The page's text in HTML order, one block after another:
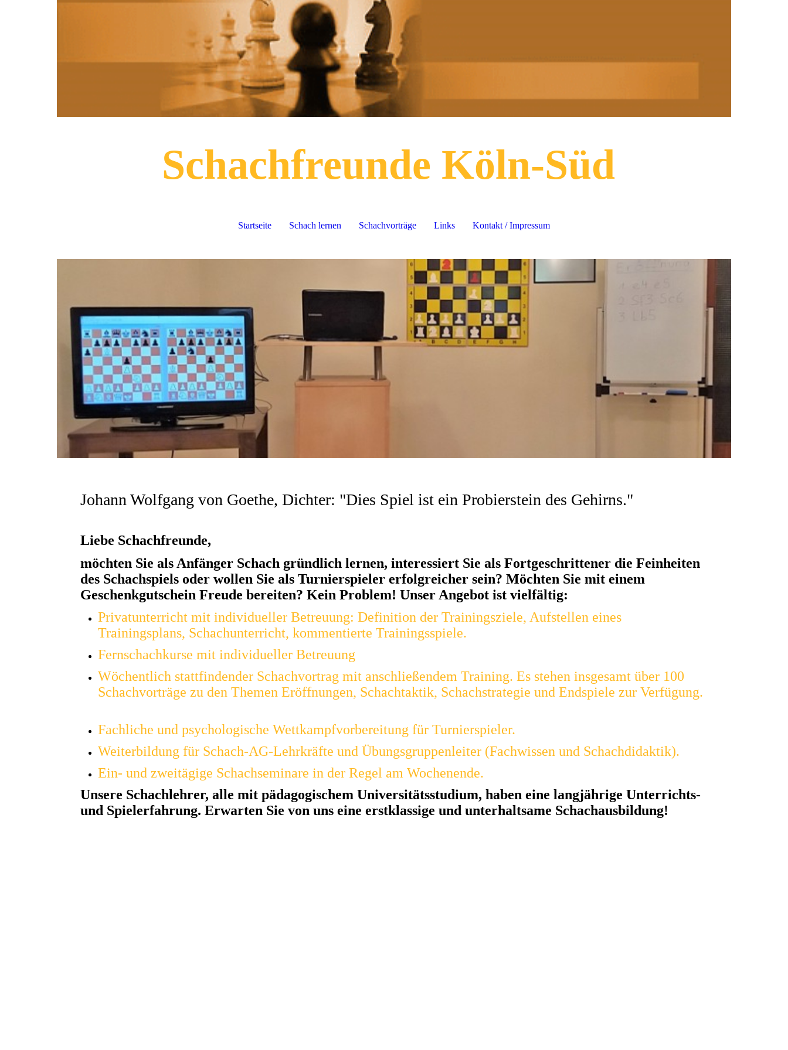
Schachfreunde Köln-Süd
Startseite Schach lernen Schachvorträge Links Kontakt / Impressum
Johann Wolfgang von Goethe, Dichter: "Dies Spiel ist ein Probierstein des Gehirns."
Liebe Schachfreunde,
möchten Sie als Anfänger Schach gründlich lernen, interessiert Sie als Fortgeschrittener die Feinheiten
des Schachspiels oder wollen Sie als Turnierspieler erfolgreicher sein? Möchten Sie mit einem
Geschenkgutschein Freude bereiten? Kein Problem! Unser Angebot ist vielfältig:
Privatunterricht mit individueller Betreuung: Definition der Trainingsziele, Aufstellen eines
Trainingsplans, Schachunterricht, kommentierte Trainingsspiele.
Fernschachkurse mit individueller Betreuung
Wöchentlich stattfindender Schachvortrag mit anschließendem Training. Es stehen insgesamt über 100
Schachvorträge zu den Themen Eröffnungen, Schachtaktik, Schachstrategie und Endspiele zur Verfügung.
Fachliche und psychologische Wettkampfvorbereitung für Turnierspieler.
Weiterbildung für Schach-AG-Lehrkräfte und Übungsgruppenleiter (Fachwissen und Schachdidaktik).
Ein- und zweitägige Schachseminare in der Regel am Wochenende.
Unsere Schachlehrer, alle mit pädagogi­schem Universitätsstudium, haben eine lang­jährige Unterrichts-
und Spielerfahrung. Er­warten Sie von uns eine erstklassige und un­terhaltsame Schachausbil­dung!